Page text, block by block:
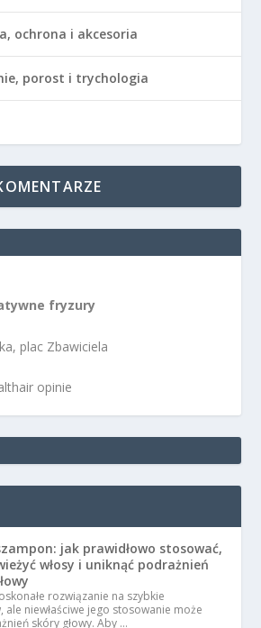
ochrona i akcesoria
porost i trychologia
fryzury
plac Zbawiciela
opinie
jak prawidłowo stosować,
włosy i uniknąć podrażnień
rozwiązanie na szybkie
ale niewłaściwe jego stosowanie może
skóry głowy. Aby …